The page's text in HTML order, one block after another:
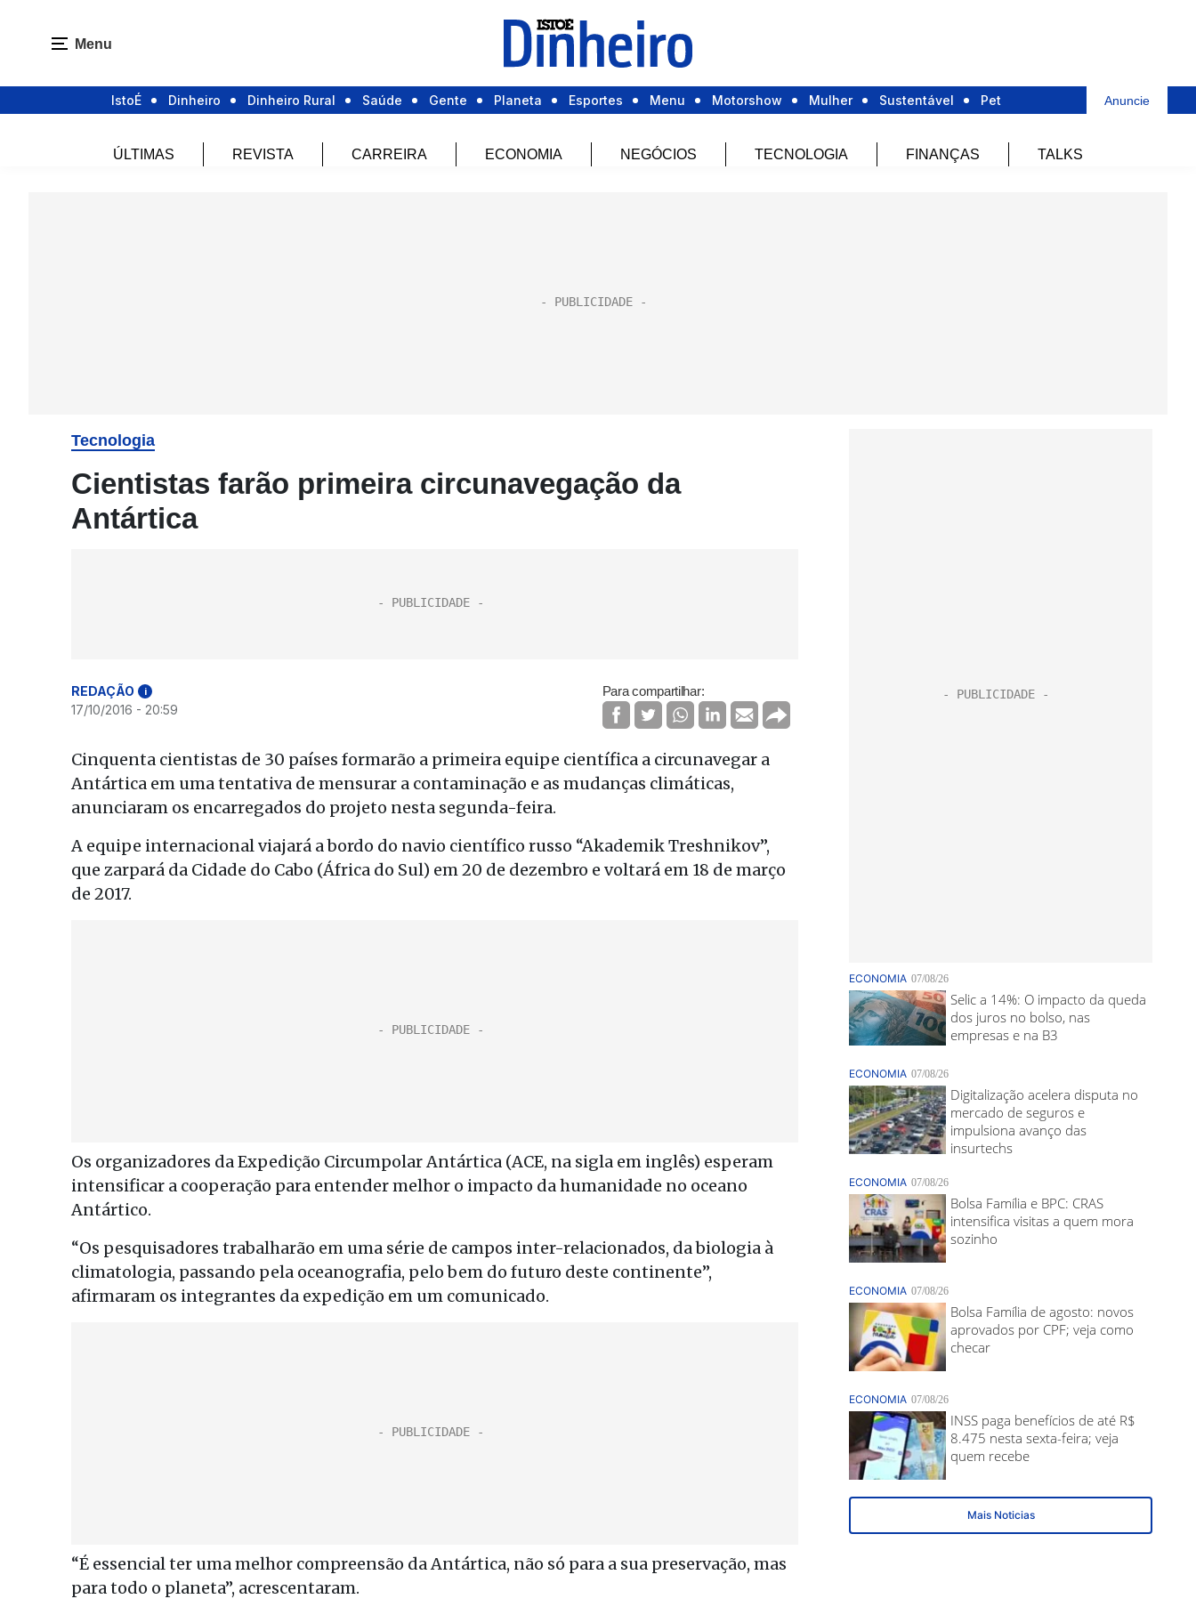
Menu
IstoÉ Dinheiro Dinheiro Rural Saúde Gente Planeta Esportes Menu Motorshow Mulher Sustentável Pet Anuncie
ÚLTIMAS REVISTA CARREIRA ECONOMIA NEGÓCIOS TECNOLOGIA FINANÇAS TALKS
Tecnologia
Cientistas farão primeira circunavegação da
Antártica
REDAÇÃO i
17/10/2016 - 20:59
Para compartilhar:
Cinquenta cientistas de 30 países formarão a primeira equipe científica a circunavegar a
Antártica em uma tentativa de mensurar a contaminação e as mudanças climáticas,
anunciaram os encarregados do projeto nesta segunda-feira.
A equipe internacional viajará a bordo do navio científico russo “Akademik Treshnikov”,
que zarpará da Cidade do Cabo (África do Sul) em 20 de dezembro e voltará em 18 de março
de 2017.
Os organizadores da Expedição Circumpolar Antártica (ACE, na sigla em inglês) esperam
intensificar a cooperação para entender melhor o impacto da humanidade no oceano
Antártico.
“Os pesquisadores trabalharão em uma série de campos inter-relacionados, da biologia à
climatologia, passando pela oceanografia, pelo bem do futuro deste continente”,
afirmaram os integrantes da expedição em um comunicado.
“É essencial ter uma melhor compreensão da Antártica, não só para a sua preservação, mas
para todo o planeta”, acrescentaram.